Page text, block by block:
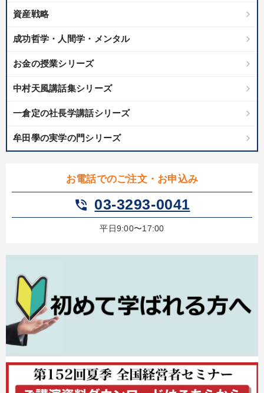
IT・サービス・金融業 コンサルタント 専門家
キーワード
サービス スポーツ関連
全国経営者セミナー収録物以外の経営教材（全762タイトル）からお探
【最新刊】精神科医・和田秀樹の「老いない力」＋健康な社長と
全国経営者セミナー収録〈売れ筋・人気〉音声＆動画20選
最新技術・トレンド
全国経営者セミナー収録〈売れ筋・人気ランキング〉＆新刊・好
評講話
経営者のための《音声・動画で学ぶ》講演シリーズ
資産戦略
成功哲学・人間学・メンタル
お金の授業シリーズ
中村天風講話集シリーズ
一倉定の社長学講話シリーズ
牟田學の実学の門シリーズ
お電話でのご注文・お申込み
phone_in_talk 03-3293-0041
平日9:00〜17:00